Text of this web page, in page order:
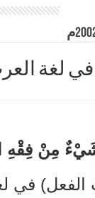
مِنْ فِقْهِ
في